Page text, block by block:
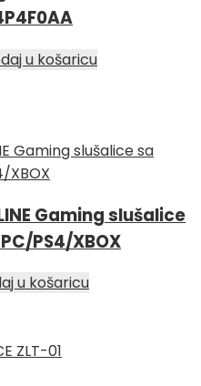
u košaricu
Gaming slušalice
PS4/XBOX
KM.
u košaricu